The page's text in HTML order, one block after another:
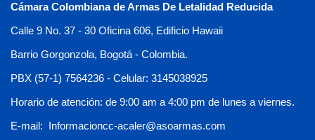
Cámara Colombiana de Armas De Letalidad Reducida
Calle 9 No. 37 - 30 Oficina 606, Edificio Hawaii
Barrio Gorgonzola, Bogotá - Colombia.
PBX (57-1) 7564236 - Celular: 3145038925
Horario de atención: de 9:00 am a 4:00 pm de lunes a viernes.
E-mail: Informacioncc-acaler@asoarmas.com